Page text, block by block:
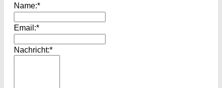
Name:*
Email:*
Nachricht:*